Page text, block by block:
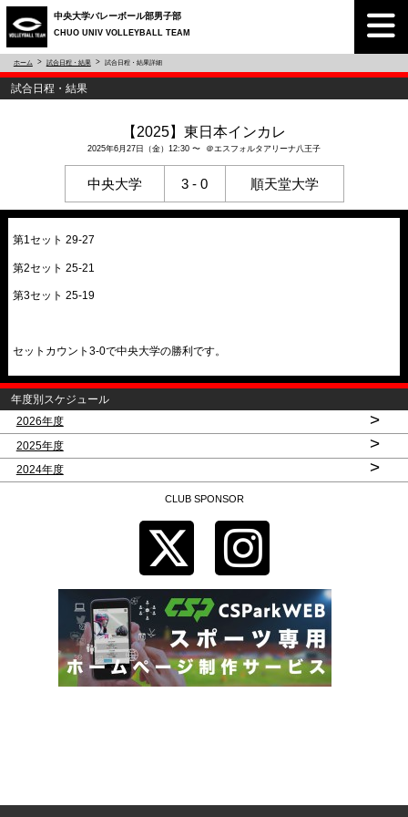
中央大学バレーボール部男子部
CHUO UNIV VOLLEYBALL TEAM
ホーム 試合日程・結果 試合日程・結果詳細
試合日程・結果
【2025】東日本インカレ
2025年6月27日（金）12:30 〜 ＠エスフォルタアリーナ八王子
中央大学 3 - 0 順天堂大学
第1セット 29-27
第2セット 25-21
第3セット 25-19
セットカウント3-0で中央大学の勝利です。
年度別スケジュール
2026年度
>
2025年度 >
2024年度 >
CLUB SPONSOR